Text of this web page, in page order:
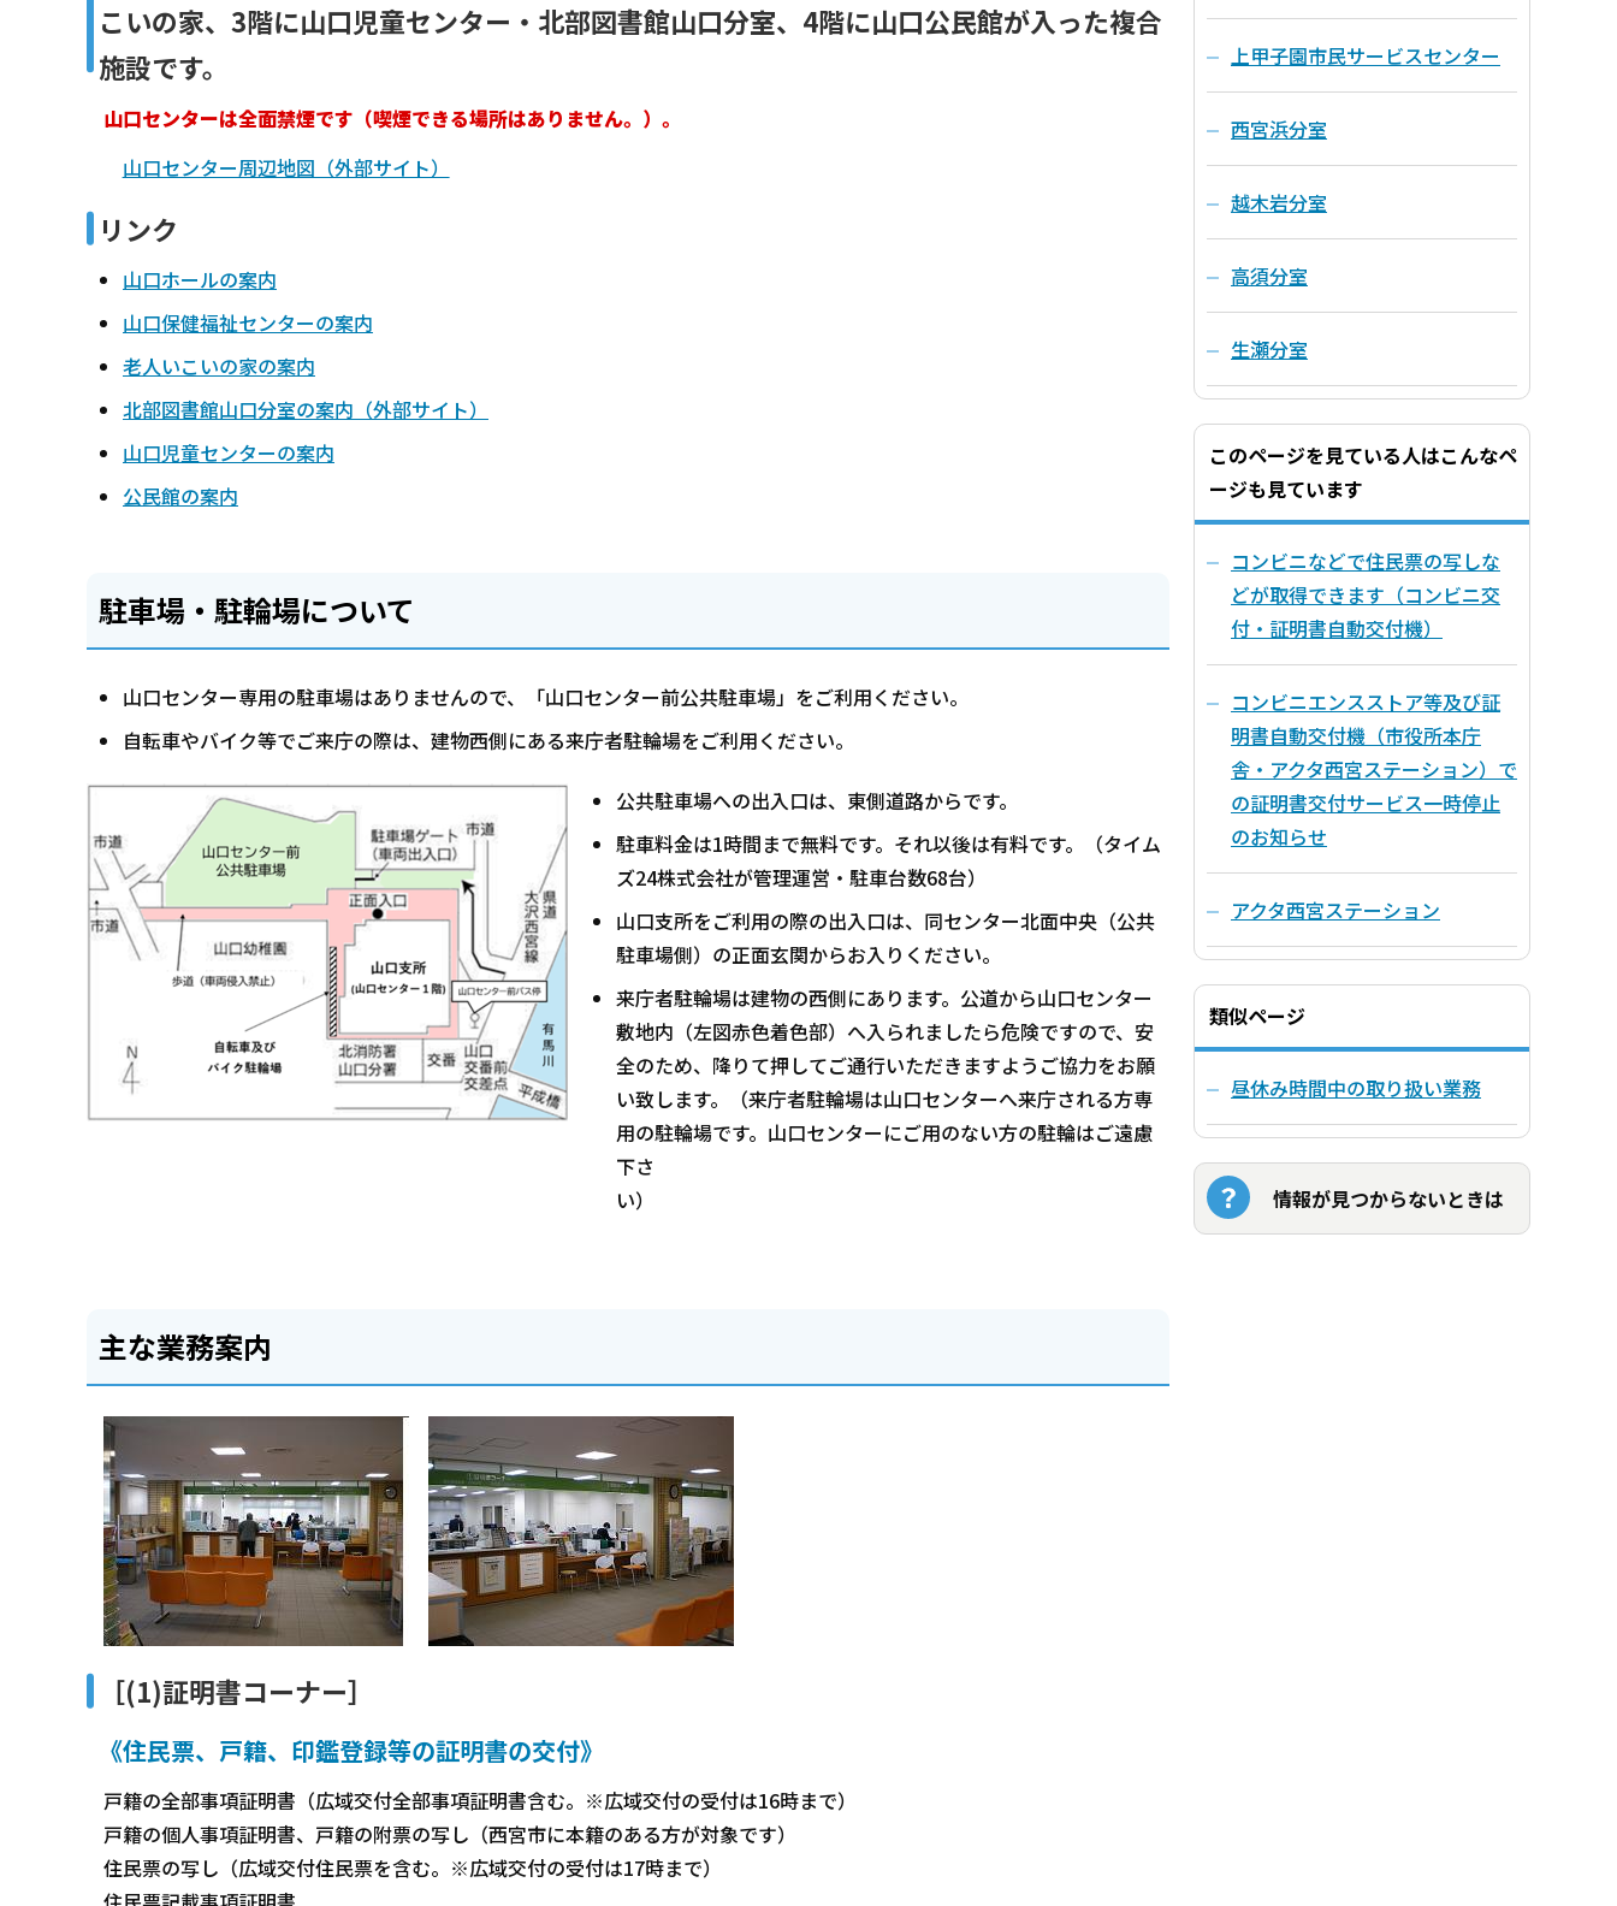
こいの家、3階に山口児童センター・北部図書館山口分室、4階に山口公民館が入った複合
施設です。
山口センターは全面禁煙です（喫煙できる場所はありません。）。
山口センター周辺地図（外部サイト）
リンク
山口ホールの案内
山口保健福祉センターの案内
老人いこいの家の案内
北部図書館山口分室の案内（外部サイト）
山口児童センターの案内
公民館の案内
駐車場・駐輪場について
山口センター専用の駐車場はありませんので、「山口センター前公共駐車場」をご利用ください。
自転車やバイク等でご来庁の際は、建物西側にある来庁者駐輪場をご利用ください。
公共駐車場への出入口は、東側道路からです。
駐車料金は1時間まで無料です。それ以後は有料です。（タイム
ズ24株式会社が管理運営・駐車台数68台）
山口支所をご利用の際の出入口は、同センター北面中央（公共
駐車場側）の正面玄関からお入りください。
来庁者駐輪場は建物の西側にあります。公道から山口センター
敷地内（左図赤色着色部）へ入られましたら危険ですので、安
全のため、降りて押してご通行いただきますようご協力をお願
い致します。（来庁者駐輪場は山口センターへ来庁される方専
用の駐輪場です。山口センターにご用のない方の駐輪はご遠慮
下さ
い）
主な業務案内
［(1)証明書コーナー］
《住民票、戸籍、印鑑登録等の証明書の交付》
戸籍の全部事項証明書（広域交付全部事項証明書含む。※広域交付の受付は16時まで）
戸籍の個人事項証明書、戸籍の附票の写し（西宮市に本籍のある方が対象です）
住民票の写し（広域交付住民票を含む。※広域交付の受付は17時まで）
上甲子園市民サービスセンター
西宮浜分室
越木岩分室
高須分室
生瀬分室
このページを見ている人はこんなペ
ージも見ています
コンビニなどで住民票の写しな
どが取得できます（コンビニ交
付・証明書自動交付機）
コンビニエンスストア等及び証
明書自動交付機（市役所本庁
舎・アクタ西宮ステーション）で
の証明書交付サービス一時停止
のお知らせ
アクタ西宮ステーション
類似ページ
昼休み時間中の取り扱い業務
情報が見つからないときは